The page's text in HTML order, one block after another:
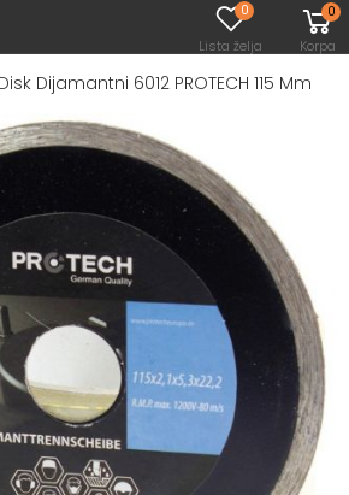
menu
0
Lista želja
0
Korpa
Disk Dijamantni 6012 PROTECH 115 Mm